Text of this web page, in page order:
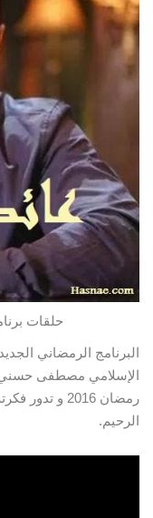
حلقات
البرنامج الرمضاني
رمضان 2016 و
الرحيم.